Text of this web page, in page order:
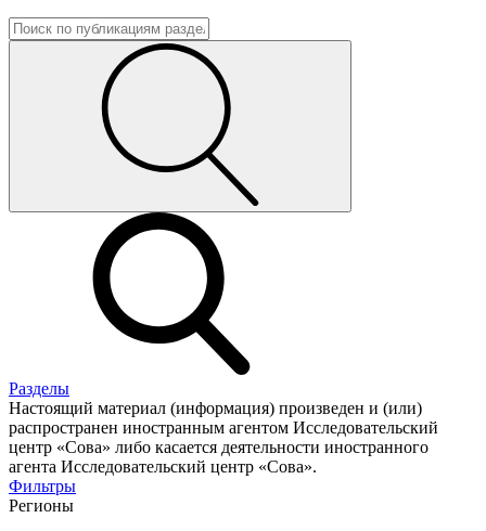
Разделы
Настоящий материал (информация) произведен и (или)
распространен иностранным агентом Исследовательский
центр «Сова» либо касается деятельности иностранного
агента Исследовательский центр «Сова».
Фильтры
Регионы